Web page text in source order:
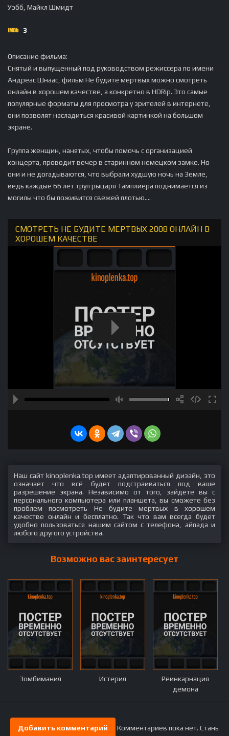
Уэбб, Майкл Шмидт
3
Описание фильма:
Снятый и выпущенный под руководством режиссера по имени
Андреас Шнаас, фильм Не будите мертвых можно смотреть
онлайн в хорошем качестве, а конкретно в HDRip. Это самые
популярные форматы для просмотра у зрителей в интернете,
они позволят насладиться красивой картинкой на большом
экране.
Группа женщин, нанятых, чтобы помочь с организацией
концерта, проводит вечер в старинном немецком замке. Но
они и не догадываются, что выбрали худшую ночь на Земле,
ведь каждые 66 лет труп рыцаря Тамплиера поднимается из
могилы что бы поживится свежей плотью....
СМОТРЕТЬ НЕ БУДИТЕ МЕРТВЫХ 2008 ОНЛАЙН В
ХОРОШЕМ КАЧЕСТВЕ
Наш сайт kinoplenka.top имеет адаптированный дизайн, это
означает что всё будет подстраиваться под ваше
разрешение экрана. Независимо от того, зайдете вы с
персонального компьютера или планшета, вы сможете без
проблем посмотреть Не будите мертвых в хорошем
качестве онлайн и бесплатно. Так что вам всегда будет
удобно пользоваться нашим сайтом с телефона, айпада и
любого другого устройства.
Возможно вас заинтересует
Зомбимания Истерия
Реинкарнация
демона
Добавить комментарий Комментариев пока нет. Стань